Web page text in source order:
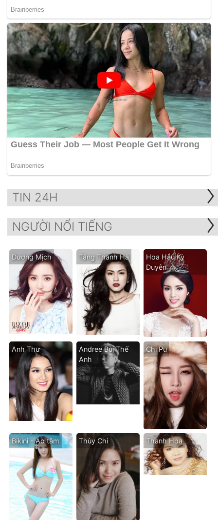
TIN 24H
NGƯỜI NỔI TIẾNG
Dương Mịch Tăng Thanh Hà
Hoa Hậu Kỳ
Duyên
Anh Thư
Andree Bùi Thế
Anh
Chi Pu
Bikini - Áo tăm Thùy Chi Thanh Hoa